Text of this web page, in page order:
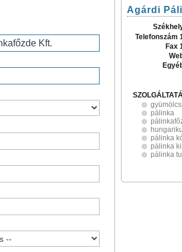
Agárdi
Telefonszám
Fax
pálinka
pálinka
pálinka
pálinka